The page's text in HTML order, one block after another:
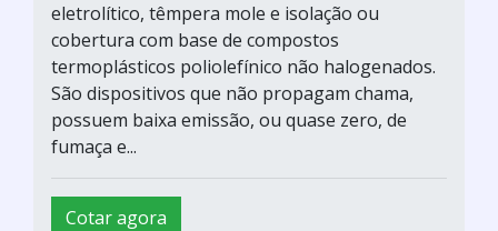
eletrolítico, têmpera mole e isolação ou
cobertura com base de compostos
termoplásticos poliolefínico não halogenados.
São dispositivos que não propagam chama,
possuem baixa emissão, ou quase zero, de
fumaça e...
Cotar agora